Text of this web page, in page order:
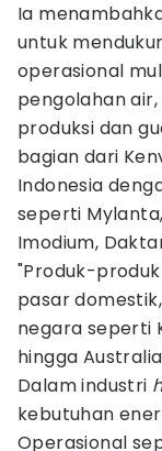
Ia
untuk
operasional
pengolahan
produksi dan
bagian dari
Indonesia
seperti
Imodium,
"Produk-
pasar
negara seperti
hingga
Dalam industri
kebutuhan
Operasional